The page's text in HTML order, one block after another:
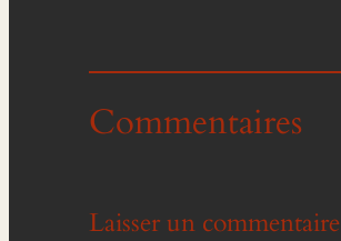
Commentaires
Laisser un commentaire